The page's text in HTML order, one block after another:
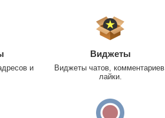
и
Виджеты
Виджеты чатов,
лайки.